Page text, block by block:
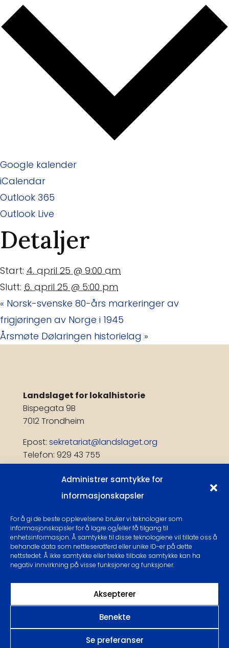
Administrer samtykke for
informasjonskapsler
For å gi de beste opplevelsene bruker vi teknologier som
informasjonskapsler for å lagre og/eller få tilgang til
enhetsinformasjon. Å samtykke til disse teknologiene vil tillate oss å
behandle data som nettleseratferd eller unike ID-er på dette
nettstedet. Å ikke samtykke eller trekke tilbake samtykke kan ha
negativ innvirkning på visse funksjoner og funksjoner.
Aksepterer
Benekte
Se preferanser
Google kalender
iCalendar
Outlook 365
Outlook Live
Detaljer
Start: 4. april 25 @ 9:00 am
Slutt: 6. april 25 @ 5:00 pm
« Norsk-svenske 80-års markeringer av
frigjøringen av Norge i 1945
Årsmøte Dølaringen historielag »
Landslaget for lokalhistorie
Bispegata 9B
7012 Trondheim
Epost: sekretariat@landslaget.org
Telefon: 929 43 755
Lokalhistorisk magasin
Få publiseringsvarsel
Følg oss: